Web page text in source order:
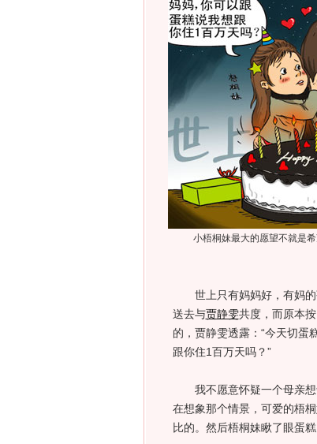
小梧桐妹最大的愿望不就是
世上只有妈妈好，有妈的
送去与贾静雯共度，而原本
的，贾静雯透露：“今天切蛋
跟你住1百万天吗？”
我不愿意怀疑一个母亲想
在想象那个情景，可爱的梧
比的。然后梧桐妹瞅了眼蛋